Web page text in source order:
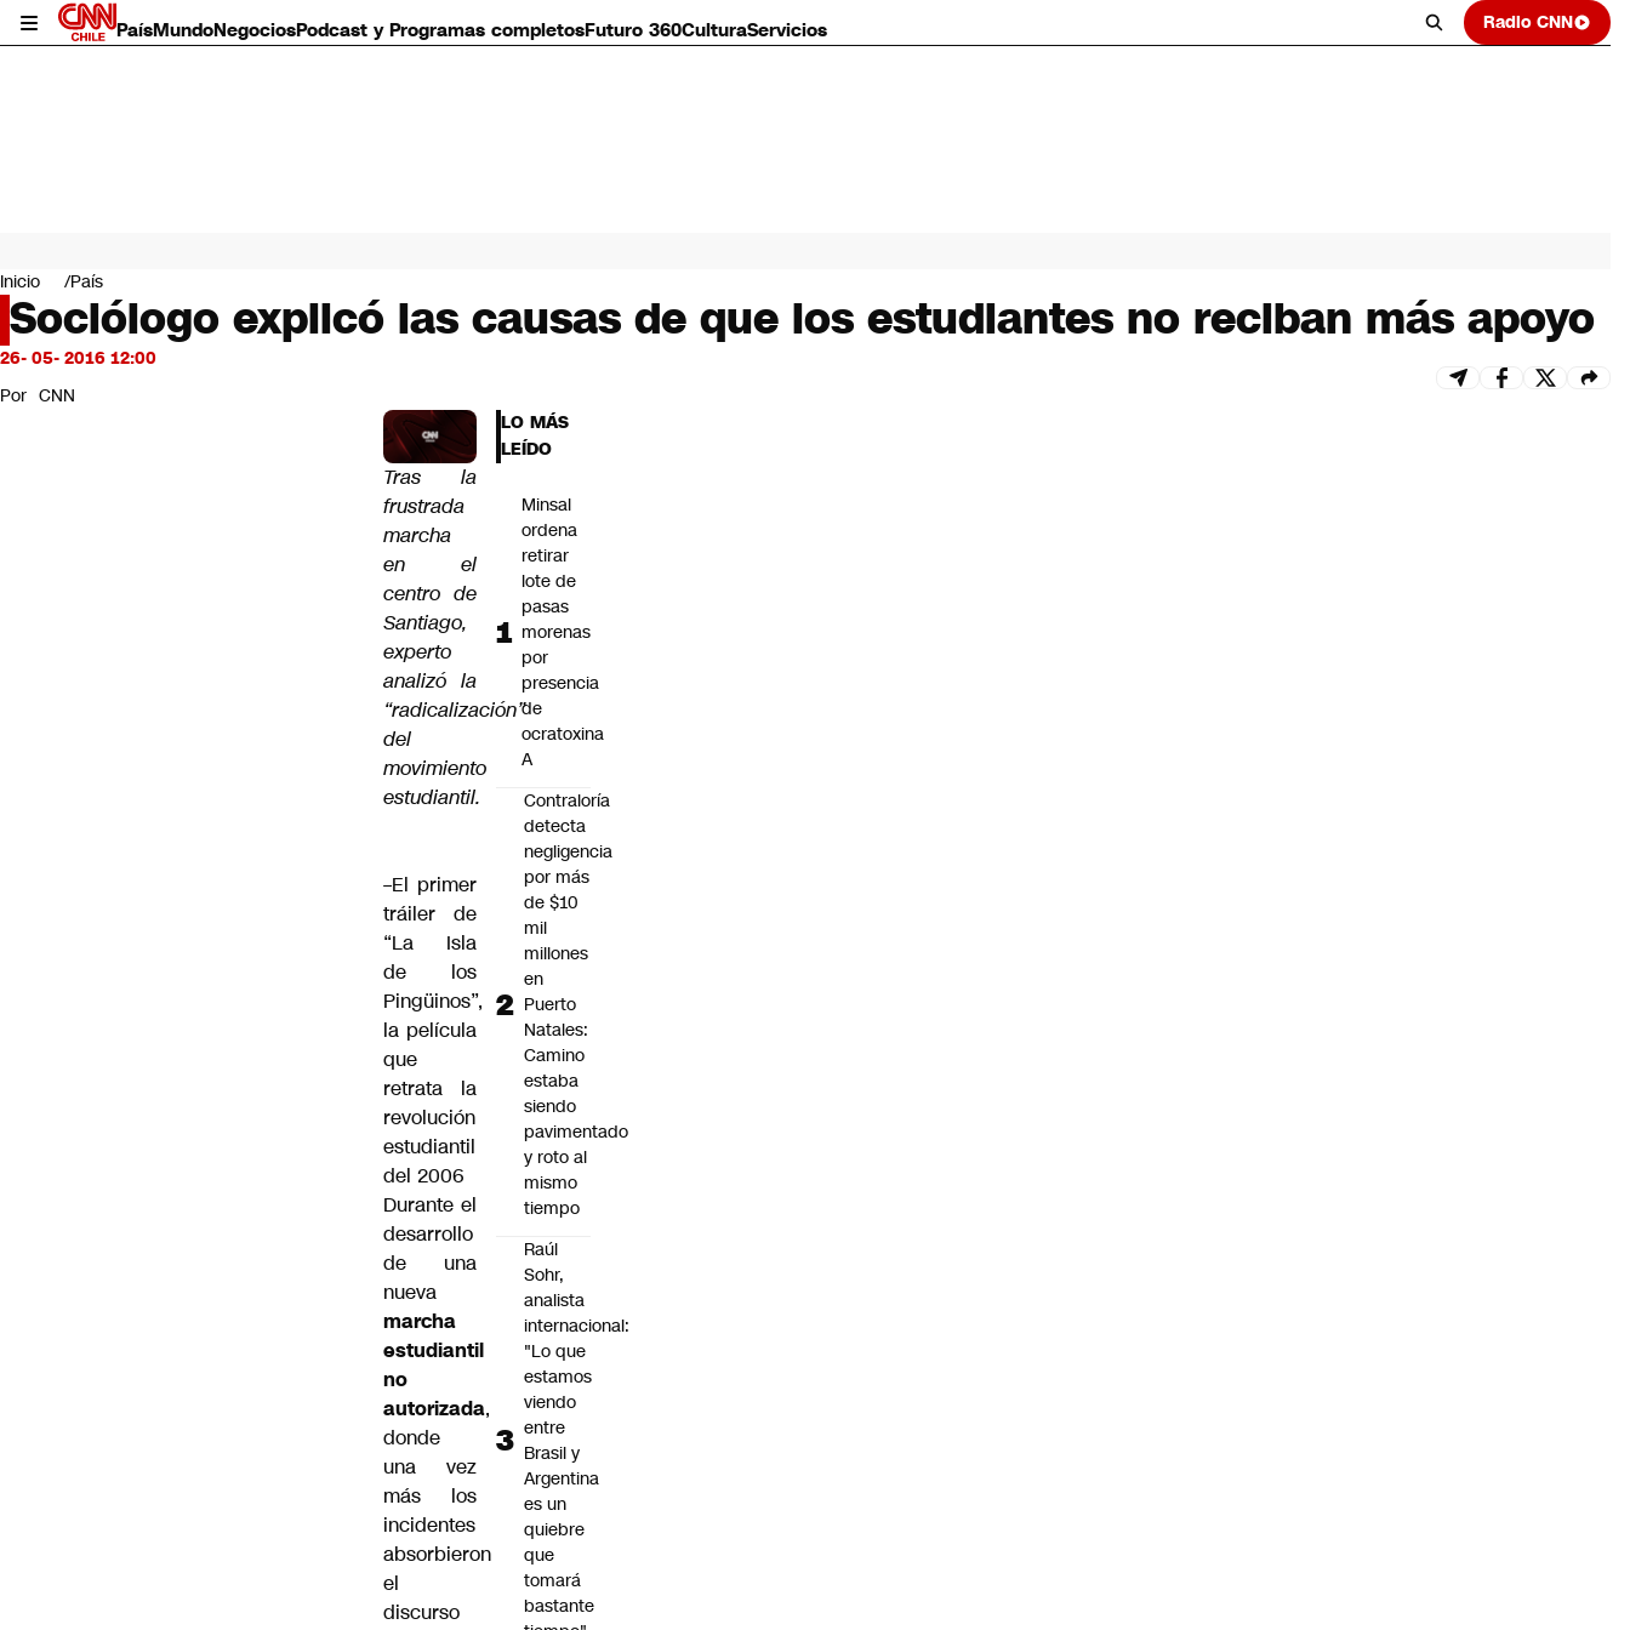
PaísMundoNegociosPodcast y Programas completosFuturo 360CulturaServicios Radio CNN
Mundo
Negocios
Deportes
Programas completos
Servicios
Inicio País
Sociólogo explicó las causas de que los estudiantes no reciban más apoyo
26- 05- 2016 12:00
Por CNN
Tras la
frustrada
marcha
en el
centro de
Santiago,
experto
analizó la
“radicalización”
del
movimiento
estudiantil.
–El primer
tráiler de
“La Isla
de los
Pingüinos”,
la película
que
retrata la
revolución
estudiantil
del 2006
Durante el
desarrollo
de una
nueva
marcha
estudiantil
no
autorizada,
donde
una vez
más los
incidentes
absorbieron
el
discurso
LO MÁS
LEÍDO
Minsal
ordena
retirar
lote de
pasas
morenas
por
presencia
de
ocratoxina
A
Contraloría
detecta
negligencia
por más
de $10
mil
millones
en
Puerto
Natales:
Camino
estaba
siendo
pavimentado
y roto al
mismo
tiempo
Raúl
Sohr,
analista
internacional:
"Lo que
estamos
viendo
entre
Brasil y
Argentina
es un
quiebre
que
tomará
bastante